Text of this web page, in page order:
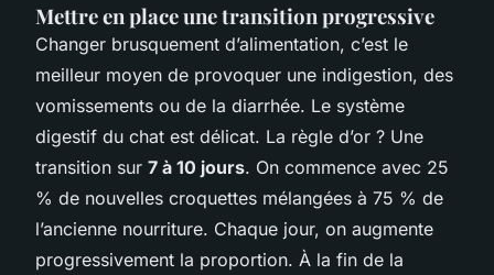
Mettre en place une transition progressive
Changer brusquement d’alimentation, c’est le
meilleur moyen de provoquer une indigestion, des
vomissements ou de la diarrhée. Le système
digestif du chat est délicat. La règle d’or ? Une
transition sur 7 à 10 jours. On commence avec 25
% de nouvelles croquettes mélangées à 75 % de
l’ancienne nourriture. Chaque jour, on augmente
progressivement la proportion. À la fin de la